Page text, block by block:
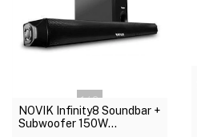
1/6
NOVIK Infinity8 Soundbar +
Subwoofer 150W